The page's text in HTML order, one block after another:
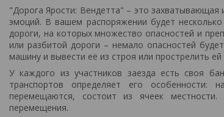
"Дорога Ярости: Вендетта" – это
эмоций. В вашем распоряжении будет
дороги, на которых множество опасностей и
или разбитой дороги – немало опасностей
машину и вывести её из строя или прострелить
У каждого из участников заезда есть своя
транспортов определяет его
перемещаются, состоит из ячеек
перемещения.